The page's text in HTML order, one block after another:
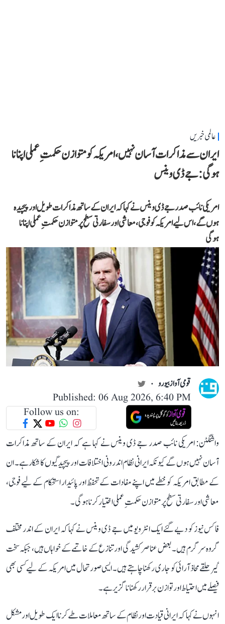
عالمی خبریں
ایران سے مذاکرات آسان نہیں، امریکہ کو متوازن حکمتِ عملی اپنانا
ہوگی: جے ڈی وینس
امریکی نائب صدر جے ڈی وینس نے کہا کہ ایران کے ساتھ مذاکرات طویل اور پیچیدہ
ہوں گے، اس لیے امریکہ کو فوجی، معاشی اور سفارتی سطح پر متوازن حکمتِ عملی اپنانا
ہوگی
قومی آواز بیورو
Published: 06 Aug 2026, 6:40 PM
Follow us on:
واشنگٹن: امریکی نائب صدر جے ڈی وینس نے کہا ہے کہ ایران کے ساتھ مذاکرات
آسان نہیں ہوں گے کیونکہ ایرانی نظام اندرونی اختلافات اور پیچیدگیوں کا شکار ہے۔ ان
کے مطابق امریکہ کو خطے میں اپنے مفادات کے تحفظ اور پائیدار استحکام کے لیے فوجی،
معاشی اور سفارتی سطح پر متوازن حکمتِ عملی اختیار کرنا ہوگی۔
فاکس نیوز کو دیے گئے ایک انٹرویو میں جے ڈی وینس نے کہا کہ ایران کے اندر مختلف
گروہ سرگرم ہیں۔ بعض عناصر کشیدگی اور تنازع کے خاتمے کے خواہاں ہیں، جبکہ سخت
گیر حلقے محاذ آرائی کو جاری رکھنا چاہتے ہیں۔ ایسی صورتحال میں امریکہ کے لیے کسی بھی
فیصلے میں احتیاط اور توازن برقرار رکھنا ناگزیر ہے۔
انہوں نے کہا کہ ایرانی قیادت اور نظام کے ساتھ معاملات طے کرنا ایک طویل اور مشکل